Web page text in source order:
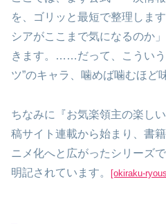
を、ゴリッと最短で整理しま
シアがここまで気になるのか
きます。……だって、こういう
ツ”のキャラ、噛めば噛むほど
ちなみに『お気楽領主の楽し
稿サイト連載から始まり、書
ニメ化へと広がったシリーズ
明記されています。
[okiraku-